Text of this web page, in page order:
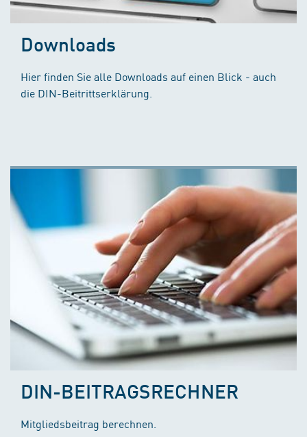
Downloads
Hier finden Sie alle Downloads auf einen Blick - auch
die DIN-Beitrittserklärung.
DIN-BEITRAGSRECHNER
Mitgliedsbeitrag berechnen.